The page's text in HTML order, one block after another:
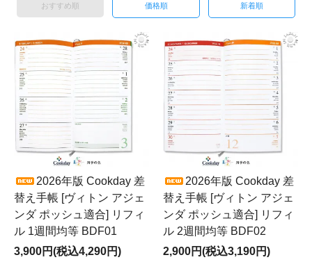
おすすめ順 価格順 新着順
2026年版 Cookday 差
替え手帳 [ヴィトン アジェ
ンダ ポッシュ適合] リフィ
ル 1週間均等 BDF01
3,900円(税込4,290円)
2026年版 Cookday 差
替え手帳 [ヴィトン アジェ
ンダ ポッシュ適合] リフィ
ル 2週間均等 BDF02
2,900円(税込3,190円)